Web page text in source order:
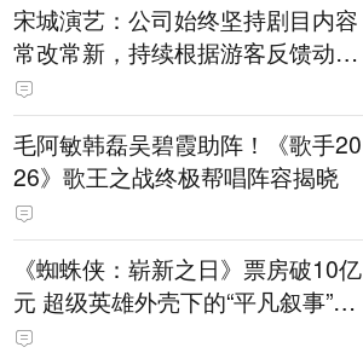
宋城演艺：公司始终坚持剧目内容
常改常新，持续根据游客反馈动态
优化节目配比
毛阿敏韩磊吴碧霞助阵！《歌手20
26》歌王之战终极帮唱阵容揭晓
《蜘蛛侠：崭新之日》票房破10亿
元 超级英雄外壳下的“平凡叙事”打
动人心